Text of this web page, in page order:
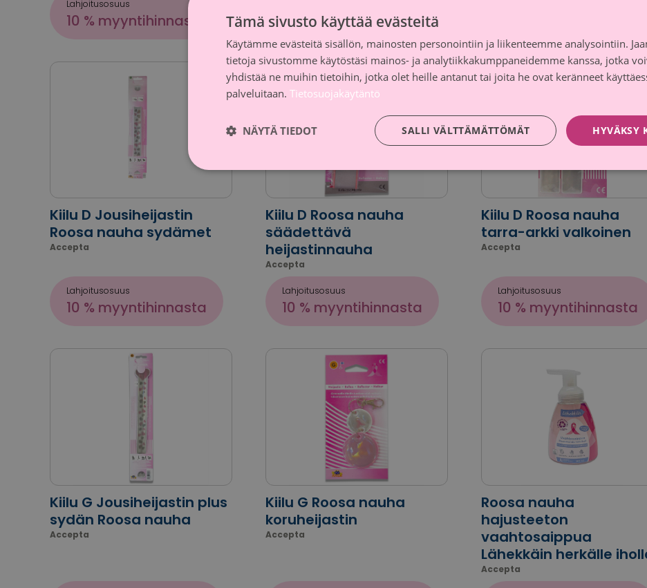
Lahjoitusosuus
10 % myyntihinnasta 10 % myyntihinnasta
Kiilu D Jousiheijastin
Roosa nauha sydämet
Accepta
Lahjoitusosuus
10 % myyntihinnasta
Kiilu D Roosa nauha
säädettävä
heijastinnauha
Accepta
Lahjoitusosuus
10 % myyntihinnasta
Kiilu D Roosa nauha
tarra-arkki valkoinen
Accepta
Lahjoitusosuus
10 % myyntihinnasta
Kiilu G Jousiheijastin plus
sydän Roosa nauha
Accepta
Kiilu G Roosa nauha
koruheijastin
Accepta
Roosa nauha
hajusteeton
vaahtosaippua
Lähekkäin herkälle
Accepta
Tämä sivusto käyttää evästeitä
Käytämme evästeitä sisällön, mainosten personointiin ja liikenteemme analysointiin.
tietoja sivustomme käytöstäsi mainos- ja analytiikkakumppaneidemme kanssa, jotka
yhdistää ne muihin tietoihin, jotka olet heille antanut tai joita he ovat keränneet
palveluitaan. Tietosuojakäytäntö
HYVÄKSY
SALLI VÄLTTÄMÄTTÖMÄT
NÄYTÄ TIEDOT